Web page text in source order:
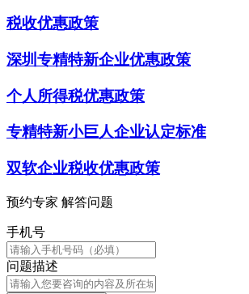
税收优惠政策
深圳专精特新企业优惠政策
个人所得税优惠政策
专精特新小巨人企业认定标准
双软企业税收优惠政策
预约专家 解答问题
手机号
问题描述